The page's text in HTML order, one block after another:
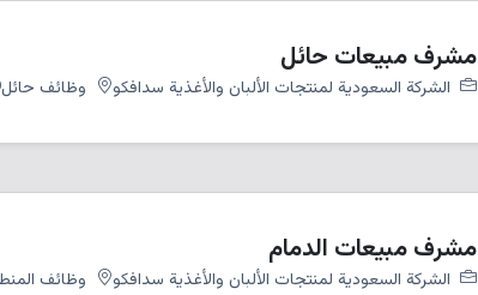
مشرف مبيعات حائل
الشركة السعودية لمنتجات الألبان والأغذية سدافكو وظائف حائل
مشرف مبيعات الدمام
الشركة السعودية لمنتجات الألبان والأغذية سدافكو وظائف